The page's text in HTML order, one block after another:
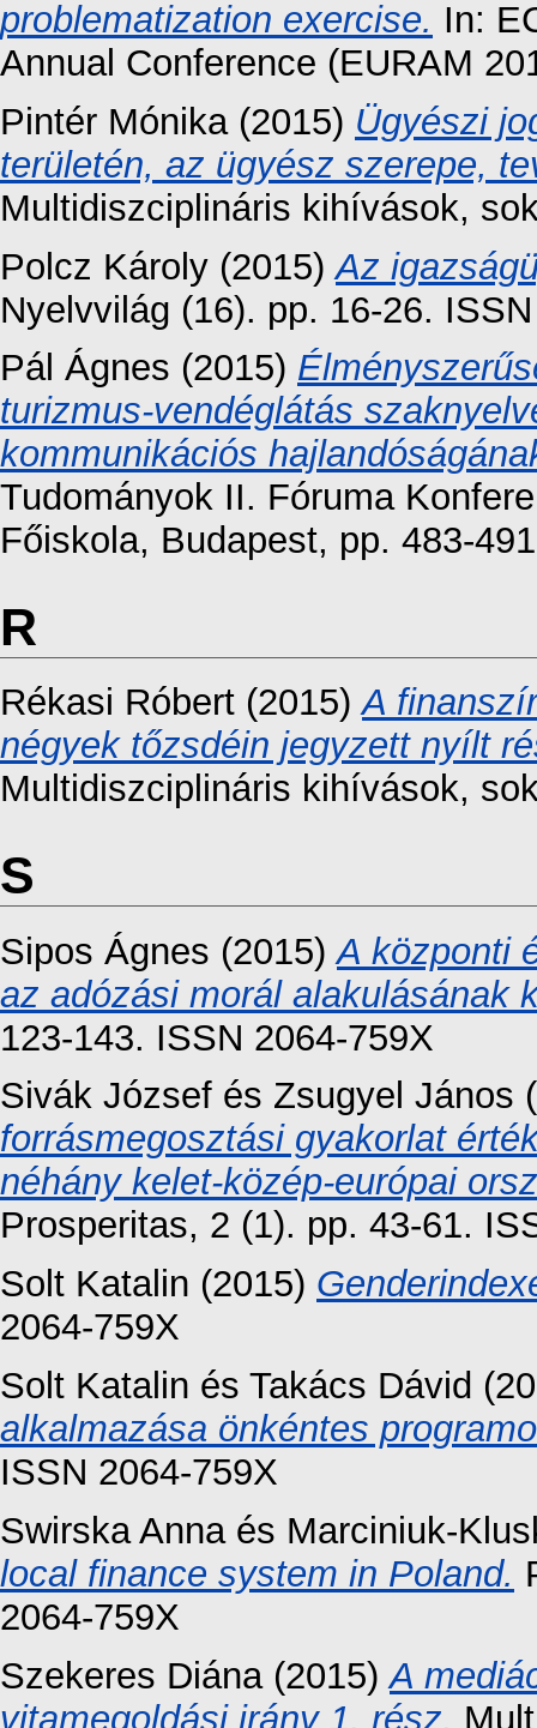
problematization exercise. In:
Annual Conference (EURAM
Pintér Mónika(2015) Ügyészi
területén, az ügyész szerepe,
Multidiszciplináris kihívások,
Polcz Károly (2015)Az
Nyelvvilág (16). pp. 16-26.
Pál Ágnes (2015)
turizmus-vendéglátás
kommunikációs
Tudományok II. Fóruma
Főiskola, Budapest, pp. 483-
R
Rékasi Róbert (2015)A
négyek tőzsdéin jegyzett nyílt
Multidiszciplináris kihívások,
S
Sipos Ágnes (2015)A központi
az adózási morál alakulásának
123-143. ISSN 2064-759X
Sivák József és Zsugyel János
forrásmegosztási gyakorlat
néhány kelet-közép-európai
Prosperitas, 2 (1). pp. 43-61.
Solt Katalin (2015)
2064-759X
Solt Katalin és Takács Dávid
alkalmazása önkéntes
ISSN 2064-759X
Swirska Annaés Marciniuk-
local finance system in Poland.
2064-759X
Szekeres Diána(2015)A
vitamegoldási irány 1. rész.